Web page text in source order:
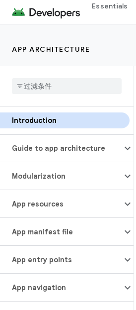
Essentials
APP ARCHITECTURE
Introduction
Guide to app architecture
Modularization
App resources
App manifest file
App entry points
App navigation